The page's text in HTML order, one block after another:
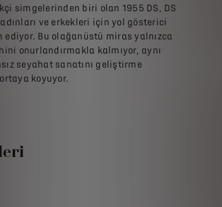
simgelerinden biri olan 1955 DS, DS
ve erkekleri için yol gösterici
ediyor. Bu olağanüstü miras yalnızca
onurlandırmakla kalmıyor, aynı
seyahat sanatını geliştirme
koyuyor.